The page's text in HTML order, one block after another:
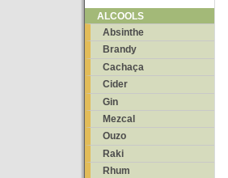
ALCOOLS
Absinthe
Brandy
Cachaça
Cider
Gin
Mezcal
Ouzo
Raki
Rhum